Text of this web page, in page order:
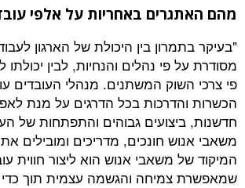
באחריות על אלפי עובדים?
בין היכולת של הארגון לעבוד בצורת
פי נהלים והנחיות, לבין יכולתו להתגמש על
המשתנים. מנהלי העובדים עוברים
בכל הדרגים על מנת לאפשר
גבוהים והתפתחות של העובדים.
חונכים, מדריכים ומובילים את המנהלים.
אנוש הוא ליצור חווית עובד חיובית
והגשמה עצמית תוך כדי שילוב ה-